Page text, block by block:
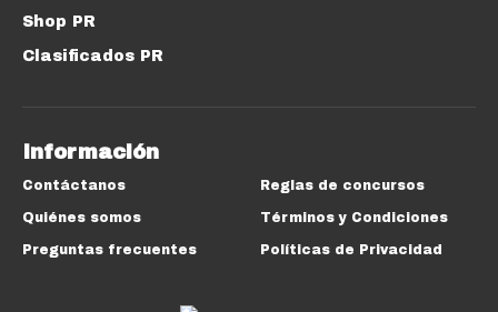
Shop PR
Clasificados PR
Información
Contáctanos
Quiénes somos
Preguntas frecuentes
Reglas de concursos
Términos y Condiciones
Políticas de Privacidad